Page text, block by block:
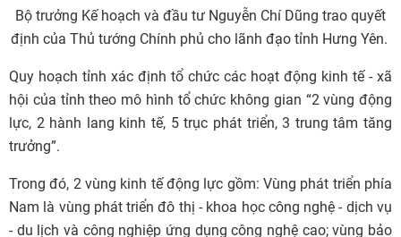
Bộ trưởng Kế hoạch và đầu tư Nguyễn Chí Dũng trao quyết
định của Thủ tướng Chính phủ cho lãnh đạo tỉnh Hưng Yên.
Quy hoạch tỉnh xác định tổ chức các hoạt động kinh tế - xã
hội của tỉnh theo mô hình tổ chức không gian “2 vùng động
lực, 2 hành lang kinh tế, 5 trục phát triển, 3 trung tâm tăng
trưởng”.
Trong đó, 2 vùng kinh tế động lực gồm: Vùng phát triển phía
Nam là vùng phát triển đô thị - khoa học công nghệ - dịch vụ
- du lịch và công nghiệp ứng dụng công nghệ cao; vùng bảo